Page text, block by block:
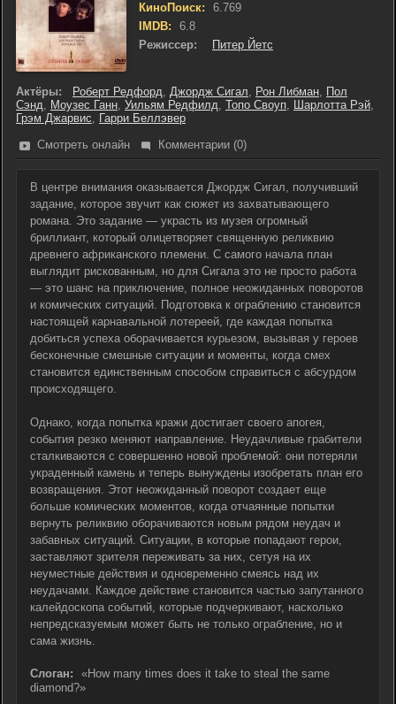
КиноПоиск:
6.769
IMDB:
6.8
Режиссер:
Питер Йетс
Актёры: Роберт Редфорд, Джордж Сигал, Рон Либман, Пол
Сэнд, Моузес Ганн, Уильям Редфилд, Топо Своуп, Шарлотта Рэй,
Грэм Джарвис, Гарри Беллэвер
Смотреть онлайн
Комментарии (0)
В центре внимания оказывается Джордж Сигал, получивший
задание, которое звучит как сюжет из захватывающего
романа. Это задание — украсть из музея огромный
бриллиант, который олицетворяет священную реликвию
древнего африканского племени. С самого начала план
выглядит рискованным, но для Сигала это не просто работа
— это шанс на приключение, полное неожиданных поворотов
и комических ситуаций. Подготовка к ограблению становится
настоящей карнавальной лотереей, где каждая попытка
добиться успеха оборачивается курьезом, вызывая у героев
бесконечные смешные ситуации и моменты, когда смех
становится единственным способом справиться с абсурдом
происходящего.
Однако, когда попытка кражи достигает своего апогея,
события резко меняют направление. Неудачливые грабители
сталкиваются с совершенно новой проблемой: они потеряли
украденный камень и теперь вынуждены изобретать план его
возвращения. Этот неожиданный поворот создает еще
больше комических моментов, когда отчаянные попытки
вернуть реликвию оборачиваются новым рядом неудач и
забавных ситуаций. Ситуации, в которые попадают герои,
заставляют зрителя переживать за них, сетуя на их
неуместные действия и одновременно смеясь над их
неудачами. Каждое действие становится частью запутанного
калейдоскопа событий, которые подчеркивают, насколько
непредсказуемым может быть не только ограбление, но и
сама жизнь.
Слоган:
«How many times does it take to steal the same
diamond?»